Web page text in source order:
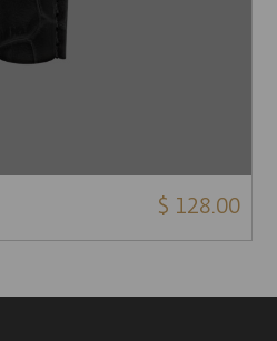
$ 128.00